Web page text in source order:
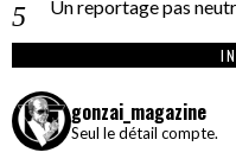
Un reportage pas
gonzai_magazine
Seul le détail compte.